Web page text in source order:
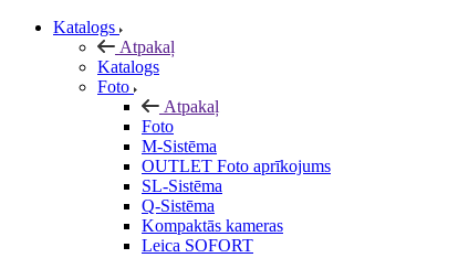
Katalogs
Atpakaļ
Katalogs
Foto
Atpakaļ
Foto
M-Sistēma
OUTLET Foto aprīkojums
SL-Sistēma
Q-Sistēma
Kompaktās kameras
Leica SOFORT